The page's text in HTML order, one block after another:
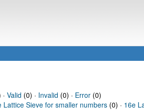
Valid (0) · Invalid (0) · Error(0)
Lattice Sieve for smaller numbers (0) · 16e